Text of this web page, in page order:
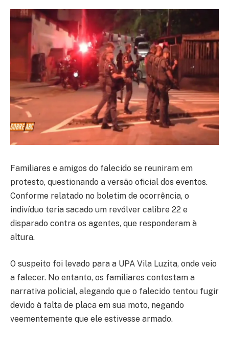
Familiares e amigos do falecido se reuniram em
protesto, questionando a versão oficial dos eventos.
Conforme relatado no boletim de ocorrência, o
indivíduo teria sacado um revólver calibre 22 e
disparado contra os agentes, que responderam à
altura.
O suspeito foi levado para a UPA Vila Luzita, onde veio
a falecer. No entanto, os familiares contestam a
narrativa policial, alegando que o falecido tentou fugir
devido à falta de placa em sua moto, negando
veementemente que ele estivesse armado.